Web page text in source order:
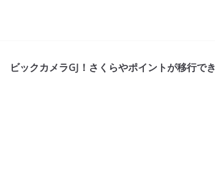
ビックカメラGJ！さくらやポイントが移行で